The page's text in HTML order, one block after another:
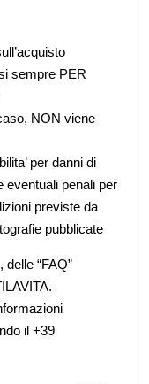
sempre PER
NON viene
per danni di
eventuali penali per
previste da
pubblicate
“FAQ”
il +39